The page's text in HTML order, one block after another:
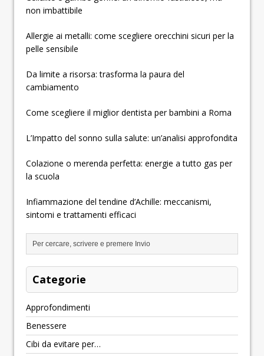
non imbattibile
Allergie ai metalli: come scegliere orecchini sicuri per la
pelle sensibile
Da limite a risorsa: trasforma la paura del
cambiamento
Come scegliere il miglior dentista per bambini a Roma
L’Impatto del sonno sulla salute: un’analisi approfondita
Colazione o merenda perfetta: energie a tutto gas per
la scuola
Infiammazione del tendine d’Achille: meccanismi,
sintomi e trattamenti efficaci
Categorie
Approfondimenti
Benessere
Cibi da evitare per…